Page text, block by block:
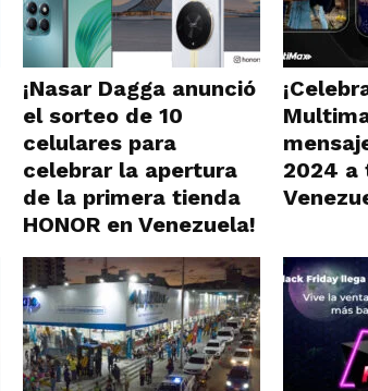
¡Nasar Dagga anunció
el sorteo de 10
celulares para
celebrar la apertura
de la primera tienda
HONOR en Venezuela!
2024 a